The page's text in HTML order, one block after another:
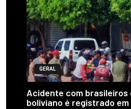
GERAL
Acidente com brasileiros
boliviano é registrado em